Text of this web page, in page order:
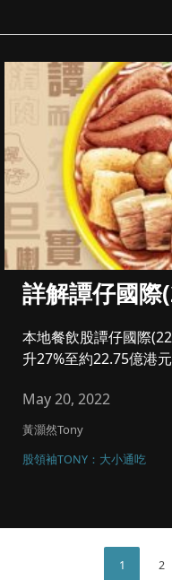
詳解譚仔國
本地餐飲股譚仔國際
升27%至約22.75億港
May 20, 2022
黃灝然Tony
股領袖TONY：大小通吃
1 2